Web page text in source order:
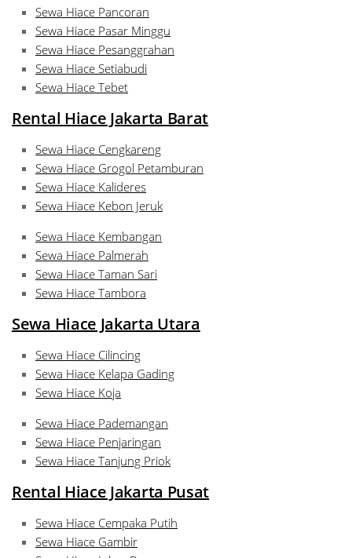
Sewa Hiace Pancoran
Sewa Hiace Pasar Minggu
Sewa Hiace Pesanggrahan
Sewa Hiace Setiabudi
Sewa Hiace Tebet
Rental Hiace Jakarta Barat
Sewa Hiace Cengkareng
Sewa Hiace Grogol Petamburan
Sewa Hiace Kalideres
Sewa Hiace Kebon Jeruk
Sewa Hiace Kembangan
Sewa Hiace Palmerah
Sewa Hiace Taman Sari
Sewa Hiace Tambora
Sewa Hiace Jakarta Utara
Sewa Hiace Cilincing
Sewa Hiace Kelapa Gading
Sewa Hiace Koja
Sewa Hiace Pademangan
Sewa Hiace Penjaringan
Sewa Hiace Tanjung Priok
Rental Hiace Jakarta Pusat
Sewa Hiace Cempaka Putih
Sewa Hiace Gambir